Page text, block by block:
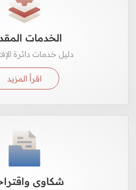
الخدمات
دليل خدمات دائرة
اقرأ المزيد
شكاوى